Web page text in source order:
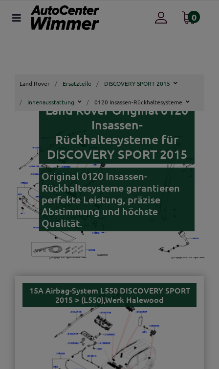
0
Land Rover Ersatzteile DISCOVERY SPORT 2015
Innenausstattung 0120 Insassen-Rückhaltesysteme
Land Rover Original 0120
Insassen-
Rückhaltesysteme für
DISCOVERY SPORT 2015
Original 0120 Insassen-
Rückhaltesysteme garantieren
perfekte Leistung, präzise
Abstimmung und höchste
Qualität.
15A Airbag-System L550 DISCOVERY SPORT
2015 > (L550),Werk Halewood